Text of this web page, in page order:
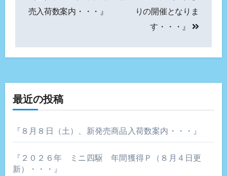
ナ
ゲ
シ
ョ
ン
売入荷数案内・・・』
りの開催となりま
す・・・』
最近の投稿
『８月８日（土）、新発売商品入荷数案内・・・』
『２０２６年 ミニ四駆 年間獲得Ｐ（８月４日更
新）・・・』